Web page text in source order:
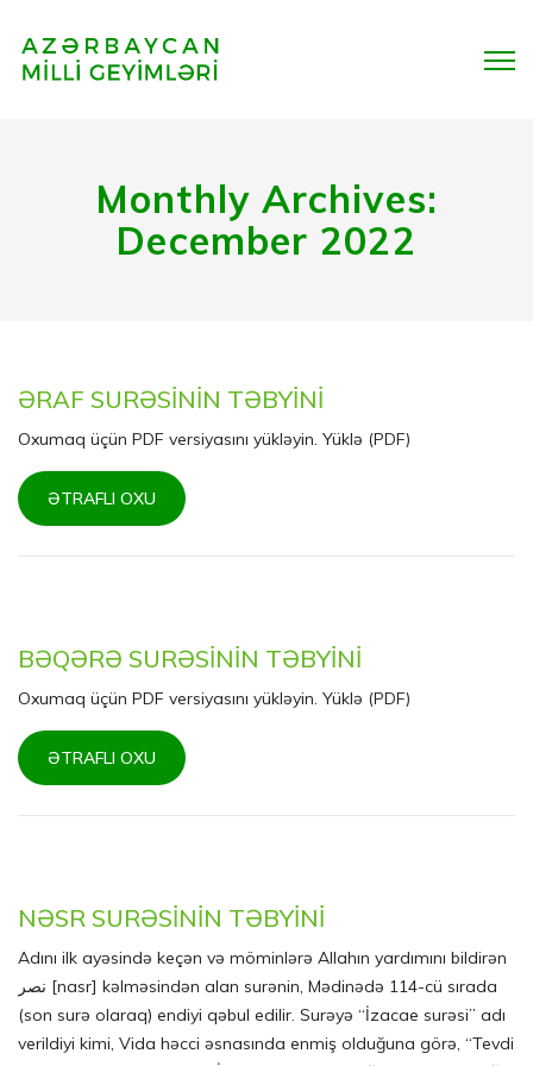
Monthly Archives:
December 2022
ƏRAF SURƏSİNİN TƏBYİNİ
Oxumaq üçün PDF versiyasını yükləyin. Yüklə (PDF)
ƏTRAFLI OXU
BƏQƏRƏ SURƏSİNİN TƏBYİNİ
Oxumaq üçün PDF versiyasını yükləyin. Yüklə (PDF)
ƏTRAFLI OXU
NƏSR SURƏSİNİN TƏBYİNİ
Adını ilk ayəsində keçən və möminlərə Allahın yardımını bildirən
نصر [nasr] kəlməsindən alan surənin, Mədinədə 114-cü sırada
(son surə olaraq) endiyi qəbul edilir. Surəyə “İzacae surəsi” adı
verildiyi kimi, Vida həcci əsnasında enmiş olduğuna görə, “Tevdi